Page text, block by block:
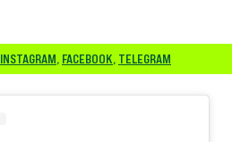
INSTAGRAM, FACEBOOK, TELEGRAM